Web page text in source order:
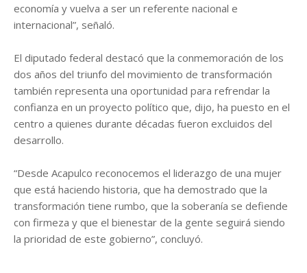
economía y vuelva a ser un referente nacional e
internacional”, señaló.
El diputado federal destacó que la conmemoración de los
dos años del triunfo del movimiento de transformación
también representa una oportunidad para refrendar la
confianza en un proyecto político que, dijo, ha puesto en el
centro a quienes durante décadas fueron excluidos del
desarrollo.
“Desde Acapulco reconocemos el liderazgo de una mujer
que está haciendo historia, que ha demostrado que la
transformación tiene rumbo, que la soberanía se defiende
con firmeza y que el bienestar de la gente seguirá siendo
la prioridad de este gobierno”, concluyó.